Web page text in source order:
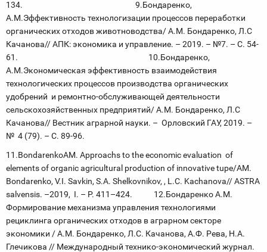
134. 9.Бондаренко,
А.М.Эффективность технологизации процессов переработки
органических отходов животноводства/ А.М. Бондаренко, Л.С
Качанова// АПК: экономика и управление. – 2019. – №7. – С. 54-
61. 10.Бондаренко,
А.М.Экономическая эффективность взаимодействия
технологических процессов производства органических
удобрений и ремонтно-обслуживающей деятельности
сельскохозяйственных предприятий/ А.М. Бондаренко, Л.С
Качанова// Вестник аграрной науки. – Орловский ГАУ, 2019. –
№ 4 (79). – С. 89-96.
11.BondarenkoАМ. Approachs to the economic evaluation of
elements of organic agricultural production of innovative tupе/АМ.
Bondarenko, V.I. Savkin, S.A. Shelkovnikov, , L.C. Kachanova// ASTRA
salvensis. –2019, I. – P. 411–424. 12.Бондаренко А.М.
Формирование механизма управления технологиями
рециклинга органических отходов в аграрном секторе
экономики / А.М. Бондаренко, Л.С. Качанова, А.Ф. Рева, Н.А.
Глечикова // Международный технико-экономический журнал.